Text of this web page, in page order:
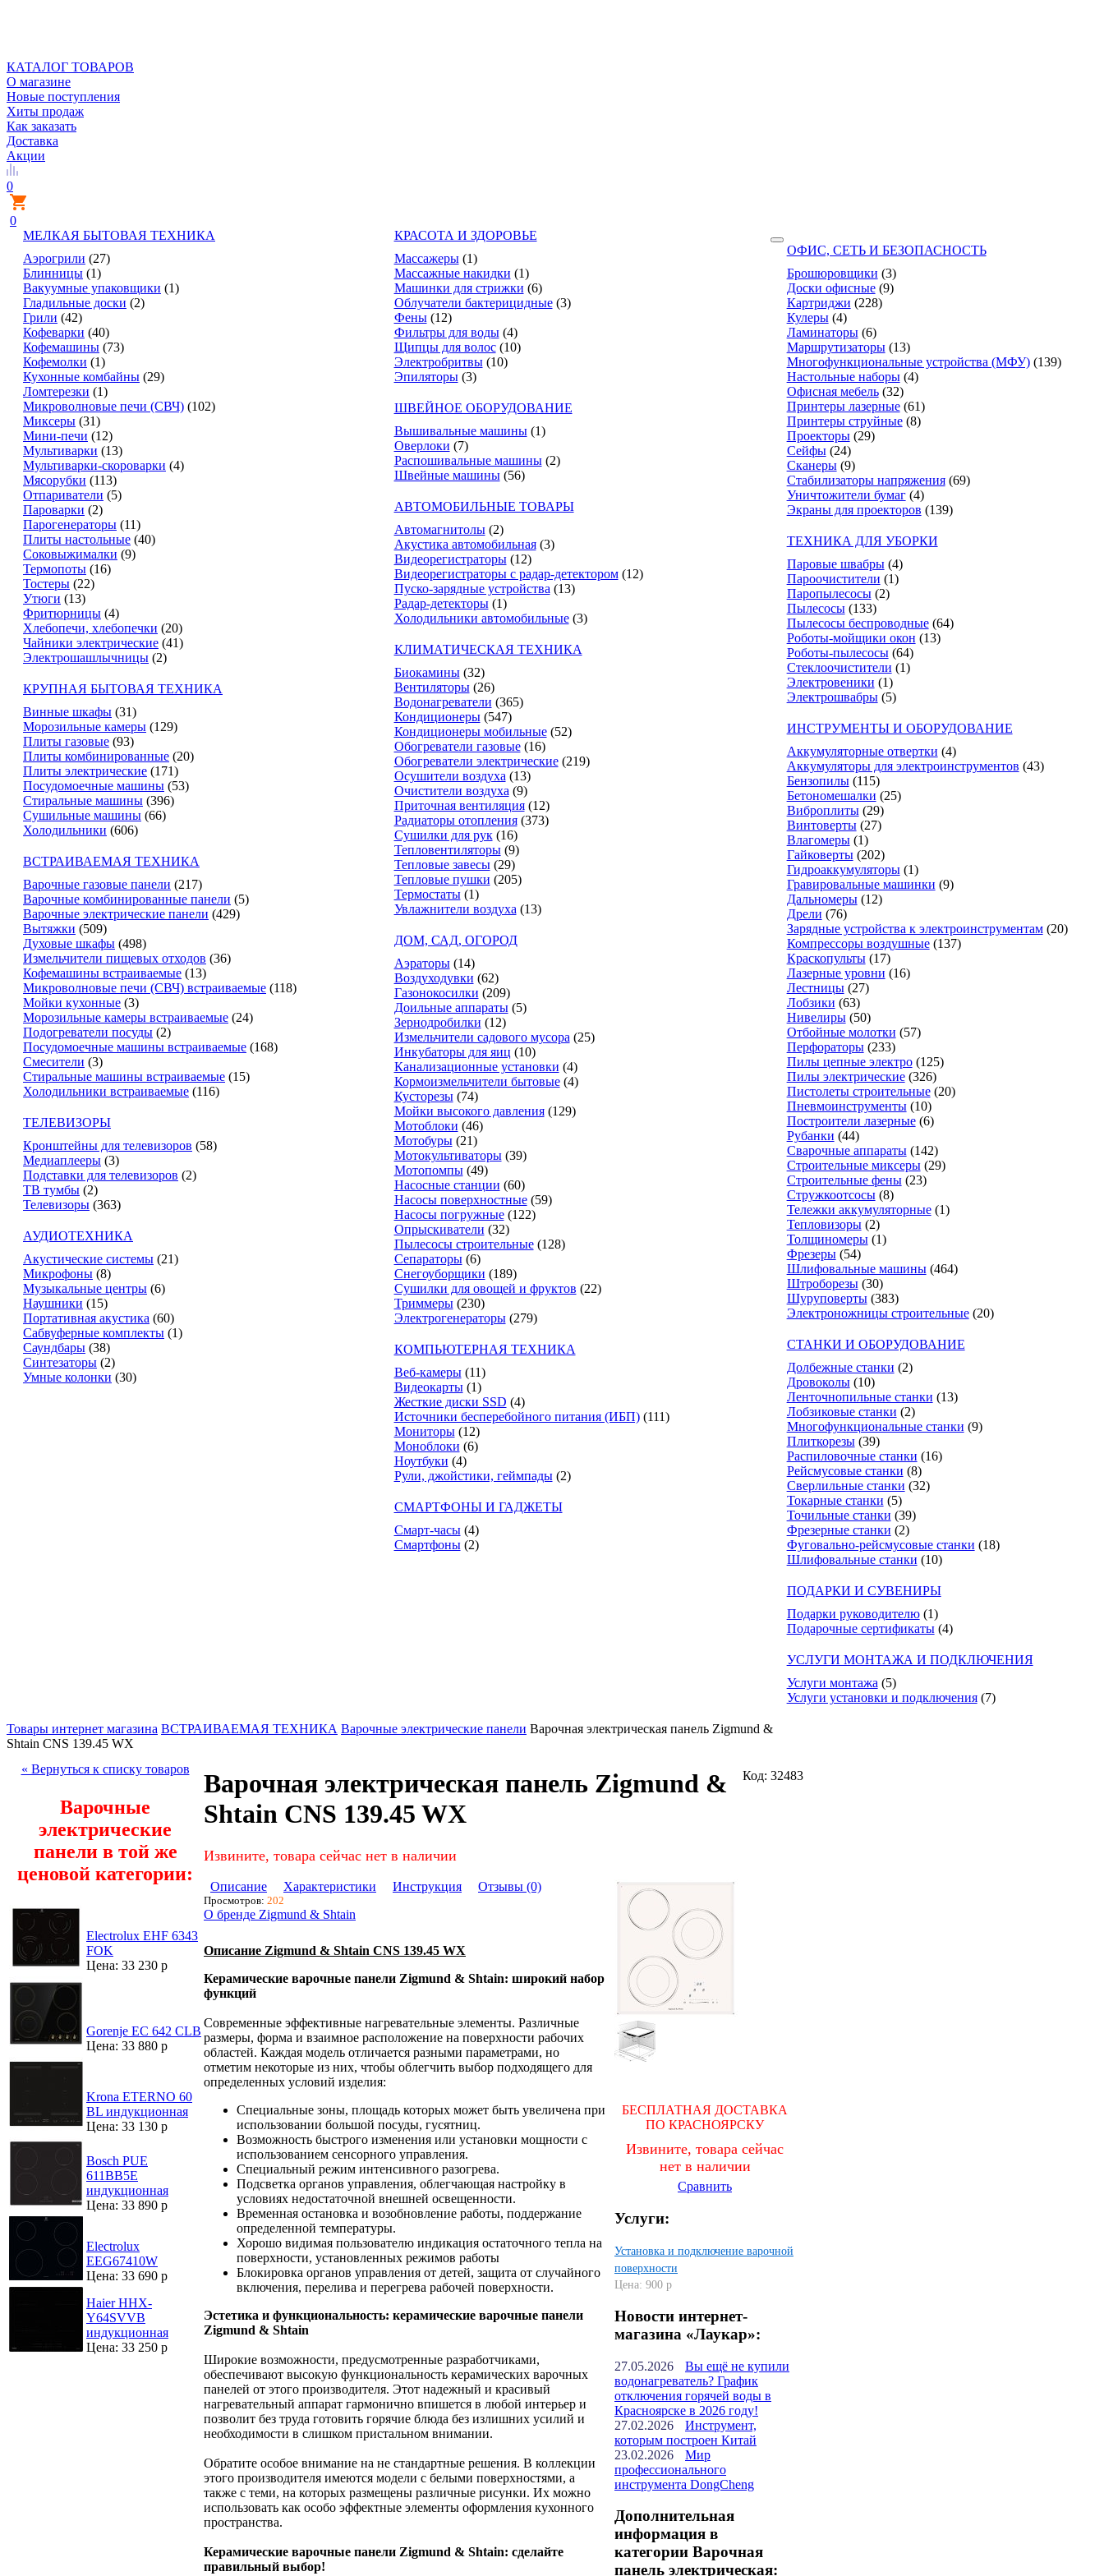
КАТАЛОГ ТОВАРОВ
О магазине
Новые поступления
Хиты продаж
Как заказать
Доставка
Акции
0
0
МЕЛКАЯ БЫТОВАЯ ТЕХНИКА
Аэрогрили (27)
Блинницы (1)
Вакуумные упаковщики (1)
Гладильные доски (2)
Грили (42)
Кофеварки (40)
Кофемашины (73)
Кофемолки (1)
Кухонные комбайны (29)
Ломтерезки (1)
Микроволновые печи (СВЧ) (102)
Миксеры (31)
Мини-печи (12)
Мультиварки (13)
Мультиварки-скороварки (4)
Мясорубки (113)
Отпариватели (5)
Пароварки (2)
Парогенераторы (11)
Плиты настольные (40)
Соковыжималки (9)
Термопоты (16)
Тостеры (22)
Утюги (13)
Фритюрницы (4)
Хлебопечи, хлебопечки (20)
Чайники электрические (41)
Электрошашлычницы (2)
КРУПНАЯ БЫТОВАЯ ТЕХНИКА
Винные шкафы (31)
Морозильные камеры (129)
Плиты газовые (93)
Плиты комбинированные (20)
Плиты электрические (171)
Посудомоечные машины (53)
Стиральные машины (396)
Сушильные машины (66)
Холодильники (606)
ВСТРАИВАЕМАЯ ТЕХНИКА
Варочные газовые панели (217)
Варочные комбинированные панели (5)
Варочные электрические панели (429)
Вытяжки (509)
Духовые шкафы (498)
Измельчители пищевых отходов (36)
Кофемашины встраиваемые (13)
Микроволновые печи (СВЧ) встраиваемые (118)
Мойки кухонные (3)
Морозильные камеры встраиваемые (24)
Подогреватели посуды (2)
Посудомоечные машины встраиваемые (168)
Смесители (3)
Стиральные машины встраиваемые (15)
Холодильники встраиваемые (116)
ТЕЛЕВИЗОРЫ
Кронштейны для телевизоров (58)
Медиаплееры (3)
Подставки для телевизоров (2)
ТВ тумбы (2)
Телевизоры (363)
АУДИОТЕХНИКА
Акустические системы (21)
Микрофоны (8)
Музыкальные центры (6)
Наушники (15)
Портативная акустика (60)
Сабвуферные комплекты (1)
Саундбары (38)
Синтезаторы (2)
Умные колонки (30)
КРАСОТА И ЗДОРОВЬЕ
Массажеры (1)
Массажные накидки (1)
Машинки для стрижки (6)
Облучатели бактерицидные (3)
Фены (12)
Фильтры для воды (4)
Щипцы для волос (10)
Электробритвы (10)
Эпиляторы (3)
ШВЕЙНОЕ ОБОРУДОВАНИЕ
Вышивальные машины (1)
Оверлоки (7)
Распошивальные машины (2)
Швейные машины (56)
АВТОМОБИЛЬНЫЕ ТОВАРЫ
Автомагнитолы (2)
Акустика автомобильная (3)
Видеорегистраторы (12)
Видеорегистраторы с радар-детектором (12)
Пуско-зарядные устройства (13)
Радар-детекторы (1)
Холодильники автомобильные (3)
КЛИМАТИЧЕСКАЯ ТЕХНИКА
Биокамины (32)
Вентиляторы (26)
Водонагреватели (365)
Кондиционеры (547)
Кондиционеры мобильные (52)
Обогреватели газовые (16)
Обогреватели электрические (219)
Осушители воздуха (13)
Очистители воздуха (9)
Приточная вентиляция (12)
Радиаторы отопления (373)
Сушилки для рук (16)
Тепловентиляторы (9)
Тепловые завесы (29)
Тепловые пушки (205)
Термостаты (1)
Увлажнители воздуха (13)
ДОМ, САД, ОГОРОД
Аэраторы (14)
Воздуходувки (62)
Газонокосилки (209)
Доильные аппараты (5)
Зернодробилки (12)
Измельчители садового мусора (25)
Инкубаторы для яиц (10)
Канализационные установки (4)
Кормоизмельчители бытовые (4)
Кусторезы (74)
Мойки высокого давления (129)
Мотоблоки (46)
Мотобуры (21)
Мотокультиваторы (39)
Мотопомпы (49)
Насосные станции (60)
Насосы поверхностные (59)
Насосы погружные (122)
Опрыскиватели (32)
Пылесосы строительные (128)
Сепараторы (6)
Снегоуборщики (189)
Сушилки для овощей и фруктов (22)
Триммеры (230)
Электрогенераторы (279)
КОМПЬЮТЕРНАЯ ТЕХНИКА
Веб-камеры (11)
Видеокарты (1)
Жесткие диски SSD (4)
Источники бесперебойного питания (ИБП) (111)
Мониторы (12)
Моноблоки (6)
Ноутбуки (4)
Рули, джойстики, геймпады (2)
СМАРТФОНЫ И ГАДЖЕТЫ
Смарт-часы (4)
Смартфоны (2)
ОФИС, СЕТЬ И БЕЗОПАСНОСТЬ
Брошюровщики (3)
Доски офисные (9)
Картриджи (228)
Кулеры (4)
Ламинаторы (6)
Маршрутизаторы (13)
Многофункциональные устройства (МФУ) (139)
Настольные наборы (4)
Офисная мебель (32)
Принтеры лазерные (61)
Принтеры струйные (8)
Проекторы (29)
Сейфы (24)
Сканеры (9)
Стабилизаторы напряжения (69)
Уничтожители бумаг (4)
Экраны для проекторов (139)
ТЕХНИКА ДЛЯ УБОРКИ
Паровые швабры (4)
Пароочистители (1)
Паропылесосы (2)
Пылесосы (133)
Пылесосы беспроводные (64)
Роботы-мойщики окон (13)
Роботы-пылесосы (64)
Стеклоочистители (1)
Электровеники (1)
Электрошвабры (5)
ИНСТРУМЕНТЫ И ОБОРУДОВАНИЕ
Аккумуляторные отвертки (4)
Аккумуляторы для электроинструментов (43)
Бензопилы (115)
Бетономешалки (25)
Виброплиты (29)
Винтоверты (27)
Влагомеры (1)
Гайковерты (202)
Гидроаккумуляторы (1)
Гравировальные машинки (9)
Дальномеры (12)
Дрели (76)
Зарядные устройства к электроинструментам (20)
Компрессоры воздушные (137)
Краскопульты (17)
Лазерные уровни (16)
Лестницы (27)
Лобзики (63)
Нивелиры (50)
Отбойные молотки (57)
Перфораторы (233)
Пилы цепные электро (125)
Пилы электрические (326)
Пистолеты строительные (20)
Пневмоинструменты (10)
Построители лазерные (6)
Рубанки (44)
Сварочные аппараты (142)
Строительные миксеры (29)
Строительные фены (23)
Стружкоотсосы (8)
Тележки аккумуляторные (1)
Тепловизоры (2)
Толщиномеры (1)
Фрезеры (54)
Шлифовальные машины (464)
Штроборезы (30)
Шуруповерты (383)
Электроножницы строительные (20)
СТАНКИ И ОБОРУДОВАНИЕ
Долбежные станки (2)
Дровоколы (10)
Ленточнопильные станки (13)
Лобзиковые станки (2)
Многофункциональные станки (9)
Плиткорезы (39)
Распиловочные станки (16)
Рейсмусовые станки (8)
Сверлильные станки (32)
Токарные станки (5)
Точильные станки (39)
Фрезерные станки (2)
Фуговально-рейсмусовые станки (18)
Шлифовальные станки (10)
ПОДАРКИ И СУВЕНИРЫ
Подарки руководителю (1)
Подарочные сертификаты (4)
УСЛУГИ МОНТАЖА И ПОДКЛЮЧЕНИЯ
Услуги монтажа (5)
Услуги установки и подключения (7)
Товары интернет магазина ВСТРАИВАЕМАЯ ТЕХНИКА Варочные электрические панели Варочная электрическая панель Zigmund &
Shtain CNS 139.45 WX
« Вернуться к списку товаров
Варочные
электрические
панели в той же
ценовой категории:
Electrolux EHF 6343
FOK
Цена: 33 230 р
Gorenje EC 642 CLB
Цена: 33 880 р
Krona ETERNO 60
BL индукционная
Цена: 33 130 р
Bosch PUE
611BB5E
индукционная
Цена: 33 890 р
Electrolux
EEG67410W
Цена: 33 690 р
Haier HHX-
Y64SVVB
индукционная
Цена: 33 250 р
Код: 32483
Варочная электрическая панель Zigmund &
Shtain CNS 139.45 WX
Извините, товара сейчас нет в наличии
БЕСПЛАТНАЯ ДОСТАВКА
ПО КРАСНОЯРСКУ
Извините, товара сейчас
нет в наличии
Сравнить
Услуги:
Установка и подключение варочной
поверхности
Цена: 900 р
Новости интернет-
магазина «Лаукар»:
27.05.2026
Вы ещё не купили
водонагреватель? График
отключения горячей воды в
Красноярске в 2026 году!
27.02.2026
Инструмент,
которым построен Китай
23.02.2026
Мир
профессионального
инструмента DongCheng
Дополнительная
информация в
категории Варочная
панель электрическая:
Описание Характеристики Инструкция Отзывы (0)
Просмотров: 202
О бренде Zigmund & Shtain
Описание Zigmund & Shtain CNS 139.45 WX
Керамические варочные панели Zigmund & Shtain: широкий набор
функций
Современные эффективные нагревательные элементы. Различные
размеры, форма и взаимное расположение на поверхности рабочих
областей. Каждая модель отличается разными параметрами, но
отметим некоторые из них, чтобы облегчить выбор подходящего для
определенных условий изделия:
Специальные зоны, площадь которых может быть увеличена при
использовании большой посуды, гусятниц.
Возможность быстрого изменения или установки мощности с
использованием сенсорного управления.
Специальный режим интенсивного разогрева.
Подсветка органов управления, облегчающая настройку в
условиях недостаточной внешней освещенности.
Временная остановка и возобновление работы, поддержание
определенной температуры.
Хорошо видимая пользователю индикация остаточного тепла на
поверхности, установленных режимов работы
Блокировка органов управления от детей, защита от случайного
включения, перелива и перегрева рабочей поверхности.
Эстетика и функциональность: керамические варочные панели
Zigmund & Shtain
Широкие возможности, предусмотренные разработчиками,
обеспечивают высокую функциональность керамических варочных
панелей от этого производителя. Этот надежный и красивый
нагревательный аппарат гармонично впишется в любой интерьер и
позволит без труда готовить горячие блюда без излишних усилий и
необходимости в слишком пристальном внимании.
Обратите особое внимание на не стандартные решения. В коллекции
этого производителя имеются модели с белыми поверхностями, а
также с теми, на которых размещены различные рисунки. Их можно
использовать как особо эффектные элементы оформления кухонного
пространства.
Керамические варочные панели Zigmund & Shtain: сделайте
правильный выбор!